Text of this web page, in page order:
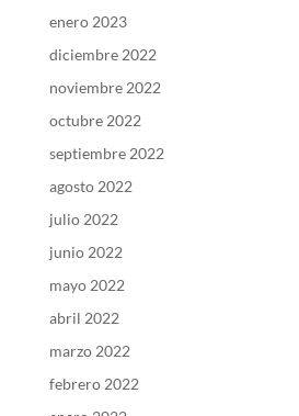
enero 2023
diciembre 2022
noviembre 2022
octubre 2022
septiembre 2022
agosto 2022
julio 2022
junio 2022
mayo 2022
abril 2022
marzo 2022
febrero 2022